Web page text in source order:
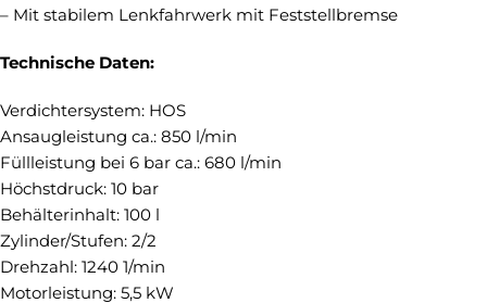
– Mit stabilem Lenkfahrwerk mit Feststellbremse
Technische Daten:
Verdichtersystem: HOS
Ansaugleistung ca.: 850 l/min
Füllleistung bei 6 bar ca.: 680 l/min
Höchstdruck: 10 bar
Behälterinhalt: 100 l
Zylinder/Stufen: 2/2
Drehzahl: 1240 1/min
Motorleistung: 5,5 kW